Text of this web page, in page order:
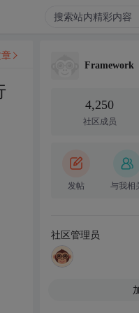
Framework
4,250
社区成员
发帖 与我相
社区管理员